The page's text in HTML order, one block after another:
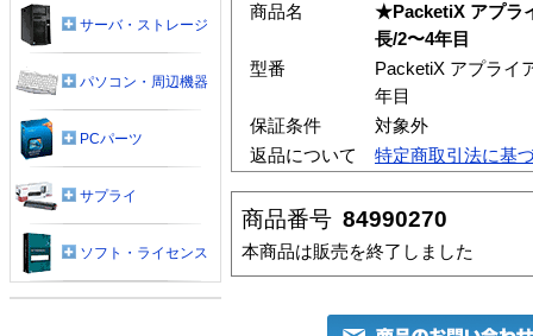
商品名
★PacketiX アプラ
長/2〜4年目
型番
PacketiX アプライ
年目
保証条件
対象外
返品について
特定商取引法に基
商品番号 84990270
本商品は販売を終了しました
サーバ・ストレージ
パソコン・周辺機器
PCパーツ
サプライ
ソフト・ライセンス